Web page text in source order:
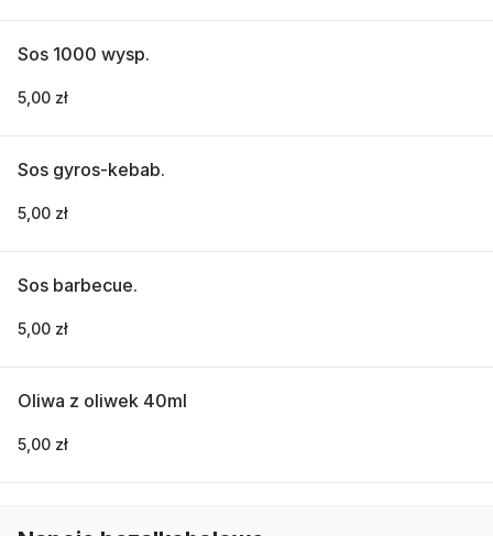
Sos 1000 wysp.
5,00 zł
Sos gyros-kebab.
5,00 zł
Sos barbecue.
5,00 zł
Oliwa z oliwek 40ml
5,00 zł